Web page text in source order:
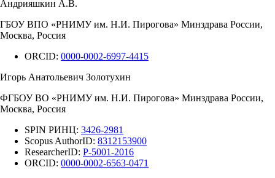
Андрияшкин А.В.
ГБОУ ВПО «РНИМУ им. Н.И. Пирогова» Минздрава России,
Москва, Россия
ORCID: 0000-0002-6997-4415
Игорь Анатольевич Золотухин
ФГБОУ ВО «РНИМУ им. Н.И. Пирогова» Минздрава России,
Москва, Россия
SPIN РИНЦ: 3426-2981
Scopus AuthorID: 8312153900
ResearcherID: P-5001-2016
ORCID: 0000-0002-6563-0471